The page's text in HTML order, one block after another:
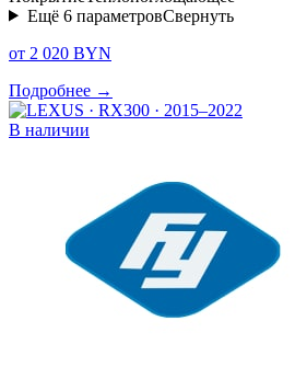
Ещё 6 параметровСвернуть
от 2 020 BYN
Подробнее →
В наличии